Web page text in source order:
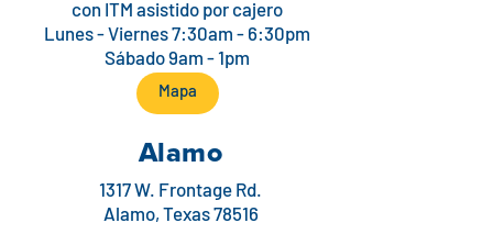
con ITM asistido por cajero
Lunes - Viernes 7:30am - 6:30pm
Sábado 9am - 1pm
Mapa
Alamo
1317 W. Frontage Rd.
Alamo, Texas 78516